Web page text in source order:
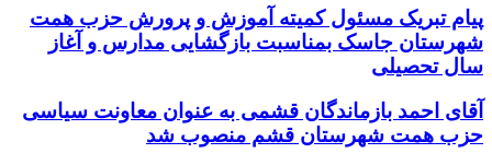
پیام تبریک مسئول کمیته آموزش و پرورش حزب همت
شهرستان جاسک بمناسبت بازگشایی مدارس و آغاز
سال تحصیلی
آقای احمد بازماندگان قشمی به عنوان معاونت سیاسی
حزب همت شهرستان قشم منصوب شد